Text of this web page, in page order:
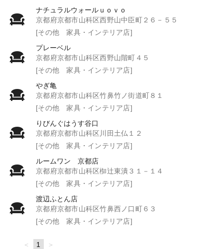
ナチュラルウォールｕｏｖｏ
京都府京都市山科区西野山中臣町２６－５５
[その他 家具・インテリア店]
プレーベル
京都府京都市山科区西野山階町４５
[その他 家具・インテリア店]
やぎ亀
京都府京都市山科区竹鼻竹ノ街道町８１
[その他 家具・インテリア店]
りびんぐはうす谷口
京都府京都市山科区川田土仏１２
[その他 家具・インテリア店]
ルームワン 京都店
京都府京都市山科区椥辻東潰３１－１４
[その他 家具・インテリア店]
渡辺ふとん店
京都府京都市山科区竹鼻西ノ口町６３
[その他 家具・インテリア店]
page
You're
1 page